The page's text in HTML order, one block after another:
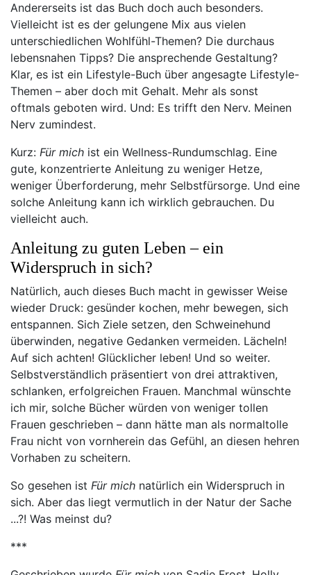
Andererseits ist das Buch doch auch besonders.
Vielleicht ist es der gelungene Mix aus vielen
unterschiedlichen Wohlfühl-Themen? Die durchaus
lebensnahen Tipps? Die ansprechende Gestaltung?
Klar, es ist ein Lifestyle-Buch über angesagte Lifestyle-
Themen – aber doch mit Gehalt. Mehr als sonst
oftmals geboten wird. Und: Es trifft den Nerv. Meinen
Nerv zumindest.
Kurz: Für mich ist ein Wellness-Rundumschlag. Eine
gute, konzentrierte Anleitung zu weniger Hetze,
weniger Überforderung, mehr Selbstfürsorge. Und eine
solche Anleitung kann ich wirklich gebrauchen. Du
vielleicht auch.
Anleitung zu guten Leben – ein
Widerspruch in sich?
Natürlich, auch dieses Buch macht in gewisser Weise
wieder Druck: gesünder kochen, mehr bewegen, sich
entspannen. Sich Ziele setzen, den Schweinehund
überwinden, negative Gedanken vermeiden. Lächeln!
Auf sich achten! Glücklicher leben! Und so weiter.
Selbstverständlich präsentiert von drei attraktiven,
schlanken, erfolgreichen Frauen. Manchmal wünschte
ich mir, solche Bücher würden von weniger tollen
Frauen geschrieben – dann hätte man als normaltolle
Frau nicht von vornherein das Gefühl, an diesen hehren
Vorhaben zu scheitern.
So gesehen ist Für mich natürlich ein Widerspruch in
sich. Aber das liegt vermutlich in der Natur der Sache
...?! Was meinst du?
***